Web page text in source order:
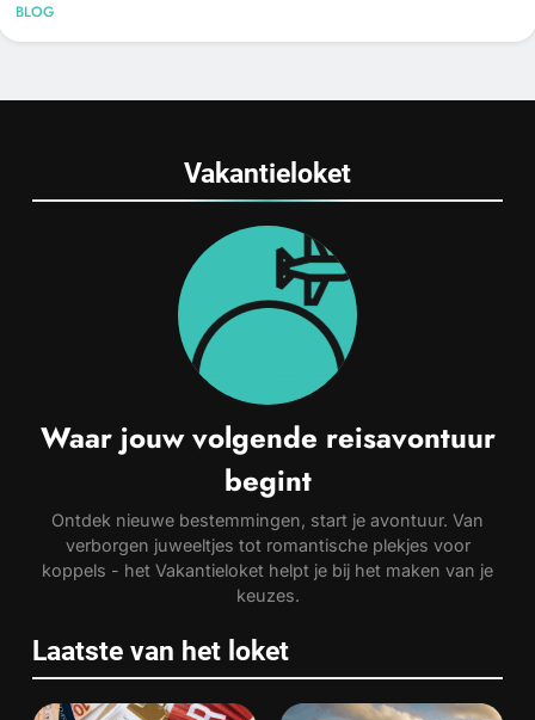
BLOG
Vakantieloket
Waar jouw volgende reisavontuur
begint
Ontdek nieuwe bestemmingen, start je avontuur. Van
verborgen juweeltjes tot romantische plekjes voor
koppels - het Vakantieloket helpt je bij het maken van je
keuzes.
Laatste van het loket